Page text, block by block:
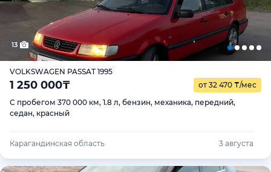
13
VOLKSWAGEN PASSAT 1995
1 250 000₸ от 32 470 ₸/мес
С пробегом 370 000 км, 1.8 л, бензин, механика, передний,
седан, красный
Карагандинская область 3 августа